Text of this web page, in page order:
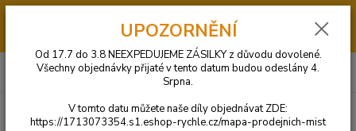
ODESÍLÁNY OBJEDNÁVKY. Díly si můžete objednat u jednoho z našich
obchodních partnerů KLIKNUTÍM ZDE.
Menu
CZK
+420 731 269 669
za
UPOZORNĚNÍ
Od 17.7 do 3.8 NEEXPEDUJEME ZÁSILKY z důvodu dovolené.
Všechny objednávky přijaté v tento datum budou odeslány 4.
Srpna.
V tomto datu můžete naše díly objednávat ZDE:
https://1713073354.s1.eshop-rychle.cz/mapa-prodejnich-mist